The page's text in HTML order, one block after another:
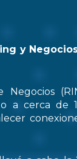
y
Negocios
a cerca de